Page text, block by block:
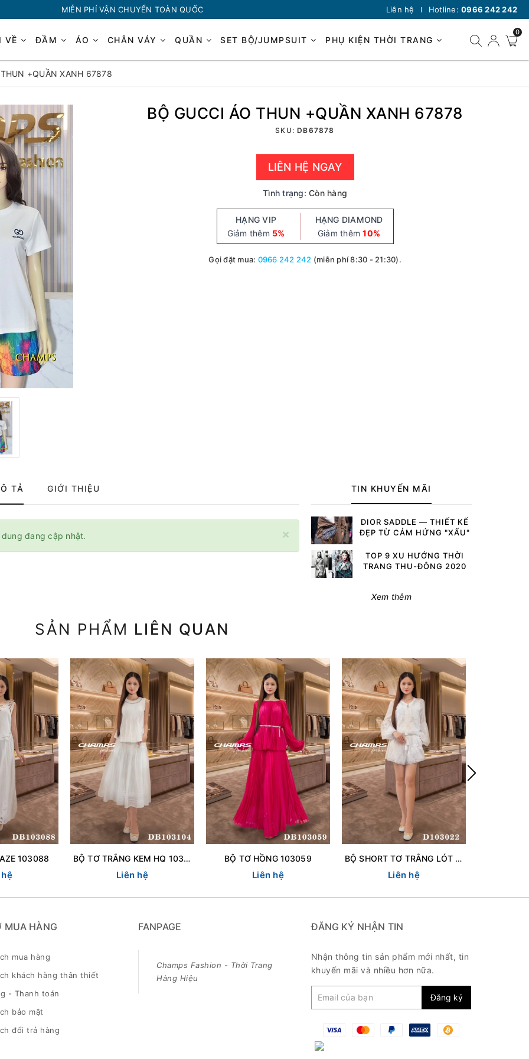
MIỄN PHÍ VẬN CHUYỂN TOÀN QUỐC Liên hệ Hotline: 0966 242 242
VỀ ĐẦM ÁO CHÂN VÁY QUẦN SET BỘ/JUMPSUIT PHỤ KIỆN THỜI TRANG
0
+QUẦN XANH 67878
BỘ GUCCI ÁO THUN +QUẦN XANH 67878
SKU:DB67878
LIÊN HỆ NGAY
Tình trạng: Còn hàng
HẠNG VIP
Giảm thêm 5%
HẠNG DIAMOND
Giảm thêm10%
Gọi đặt mua: 0966 242 242 (miễn phí 8:30 - 21:30).
TẢ GIỚI THIỆU
×
dung đang cập nhật.
TIN KHUYẾN MÃI
DIOR SADDLE — THIẾT KẾ
ĐẸP TỪ CẢM HỨNG "XẤU"
TOP 9 XU HƯỚNG THỜI
TRANG THU-ĐÔNG 2020
Xem thêm
SẢN PHẨM LIÊN QUAN
103088 BỘ TƠ TRẮNG KEM HQ 103104
Liên hệ
BỘ TƠ HỒNG 103059
Liên hệ
BỘ SHORT TƠ TRẮNG LÓT 103022
Liên hệ
MUA HÀNG
mua hàng
khách hàng thân thiết
- Thanh toán
bảo mật
đổi trả hàng
FANPAGE
Champs Fashion - Thời Trang
Hàng Hiệu
ĐĂNG KÝ NHẬN TIN
Nhận thông tin sản phẩm mới nhất, tin
khuyến mãi và nhiều hơn nữa.
Đăng ký